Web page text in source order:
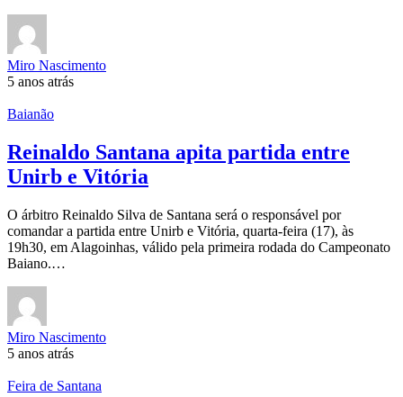
Miro Nascimento
5 anos atrás
Baianão
Reinaldo Santana apita partida entre
Unirb e Vitória
O árbitro Reinaldo Silva de Santana será o responsável por
comandar a partida entre Unirb e Vitória, quarta-feira (17), às
19h30, em Alagoinhas, válido pela primeira rodada do Campeonato
Baiano.…
Miro Nascimento
5 anos atrás
Feira de Santana